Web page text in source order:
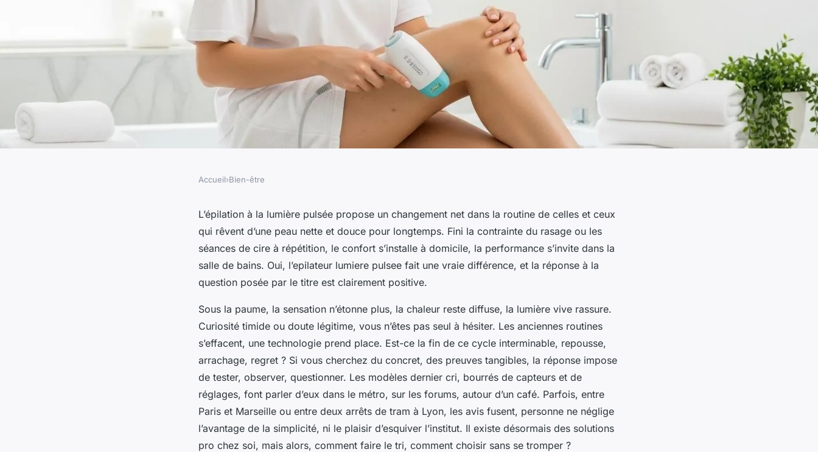
L' épilateur à lumière pulsée : la
solution efficace pour une peau lisse
Accueil›Bien-être
L’épilation à la lumière pulsée propose un changement net dans la routine de celles et ceux
qui rêvent d’une peau nette et douce pour longtemps. Fini la contrainte du rasage ou les
séances de cire à répétition, le confort s’installe à domicile, la performance s’invite dans la
salle de bains. Oui, l’epilateur lumiere pulsee fait une vraie différence, et la réponse à la
question posée par le titre est clairement positive.
Sous la paume, la sensation n’étonne plus, la chaleur reste diffuse, la lumière vive rassure.
Curiosité timide ou doute légitime, vous n’êtes pas seul à hésiter. Les anciennes routines
s’effacent, une technologie prend place. Est-ce la fin de ce cycle interminable, repousse,
arrachage, regret ? Si vous cherchez du concret, des preuves tangibles, la réponse impose
de tester, observer, questionner. Les modèles dernier cri, bourrés de capteurs et de
réglages, font parler d’eux dans le métro, sur les forums, autour d’un café. Parfois, entre
Paris et Marseille ou entre deux arrêts de tram à Lyon, les avis fusent, personne ne néglige
l’avantage de la simplicité, ni le plaisir d’esquiver l’institut. Il existe désormais des solutions
pro chez soi, mais alors, comment faire le tri, comment choisir sans se tromper ?